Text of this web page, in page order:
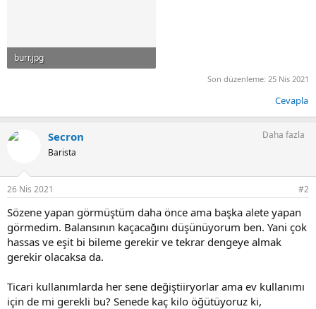
burr.jpg
Son düzenleme: 25 Nis 2021
Cevapla
Secron
Barista
Daha fazla
26 Nis 2021 #2
Sözene yapan görmüştüm daha önce ama başka alete yapan
görmedim. Balansının kaçacağını düşünüyorum ben. Yani çok
hassas ve eşit bi bileme gerekir ve tekrar dengeye almak
gerekir olacaksa da.
Ticari kullanımlarda her sene değiştiiryorlar ama ev kullanımı
için de mi gerekli bu? Senede kaç kilo öğütüyoruz ki,